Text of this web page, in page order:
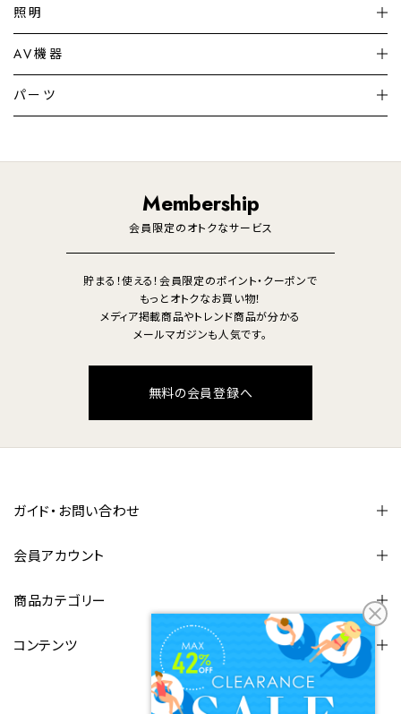
加湿器・空気清浄機
暖房機 掃除機
調理家電 生活家電
照明
シーリングライト
デスクライト
AV機器
テレビ
パーツ
Membership
会員限定のオトクなサービス
貯まる！使える！会員限定のポイント・クーポンで
もっとオトクなお買い物！
メディア掲載商品やトレンド商品が分かる
メールマガジンも人気です。
無料の会員登録へ
ガイド・お問い合わせ
会員アカウント
商品カテゴリー
コンテンツ
FOLLOW US